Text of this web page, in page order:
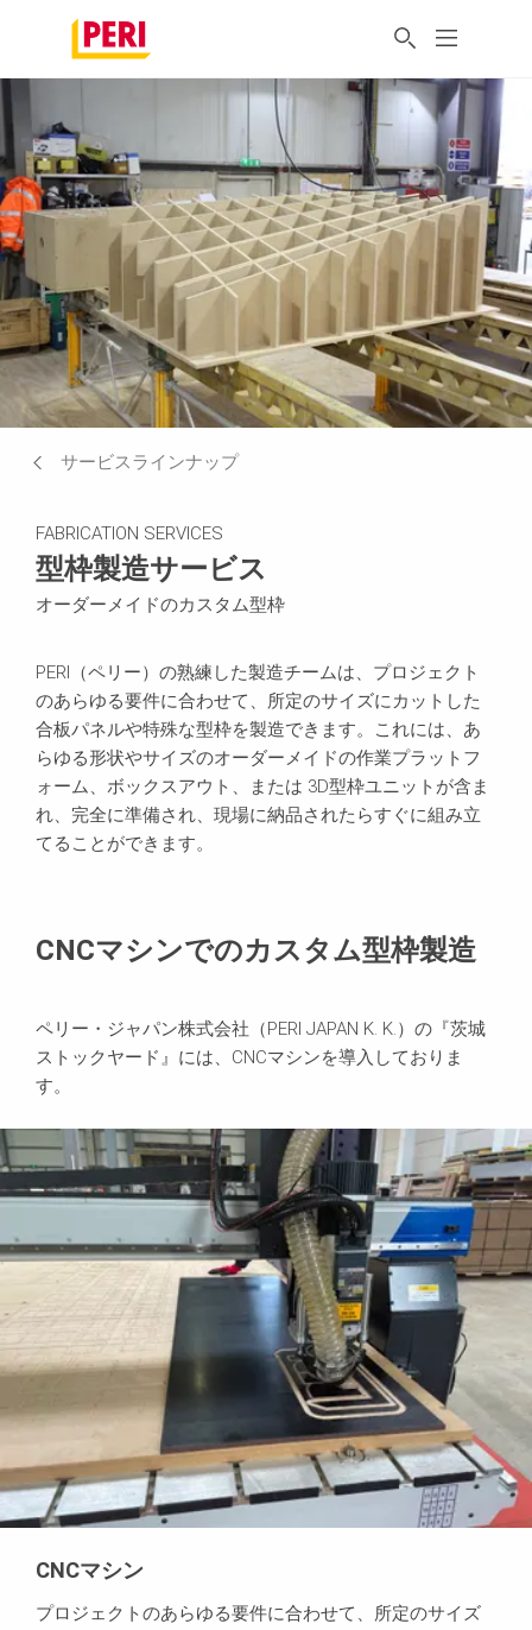
サービスラインナップ
FABRICATION SERVICES
型枠製造サービス
オーダーメイドのカスタム型枠
PERI（ペリー）の熟練した製造チームは、プロジェクト
のあらゆる要件に合わせて、所定のサイズにカットした
合板パネルや特殊な型枠を製造できます。これには、あ
らゆる形状やサイズのオーダーメイドの作業プラットフ
ォーム、ボックスアウト、または 3D型枠ユニットが含ま
れ、完全に準備され、現場に納品されたらすぐに組み立
てることができます。
CNCマシンでのカスタム型枠製造
ペリー・ジャパン株式会社（PERI JAPAN K. K.）の『茨城
ストックヤード』には、CNCマシンを導入しておりま
す。
CNCマシン
プロジェクトのあらゆる要件に合わせて、所定のサイズ